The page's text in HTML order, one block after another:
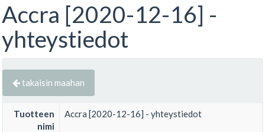
Accra [2020-12-16] -
yhteystiedot
takaisin maahan
Tuotteen
nimi
Accra [2020-12-16] - yhteystiedot